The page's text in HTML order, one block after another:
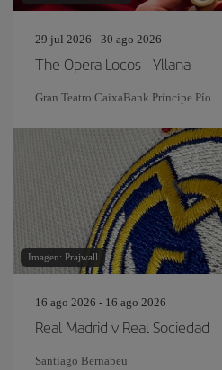
29 jul 2026 - 30 ago 2026
The Opera Locos - Yllana
Gran Teatro CaixaBank Príncipe Pío
Imagen: Prajwall
16 ago 2026 - 16 ago 2026
Real Madrid v Real Sociedad
Santiago Bernabeu